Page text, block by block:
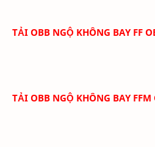
TẢI OBB NGỘ KHÔNG BAY FF
TẢI OBB NGỘ KHÔNG BAY FFM